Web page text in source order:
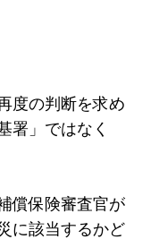
度の判断を求め
署」ではなく
償保険審査官が
に該当するかど